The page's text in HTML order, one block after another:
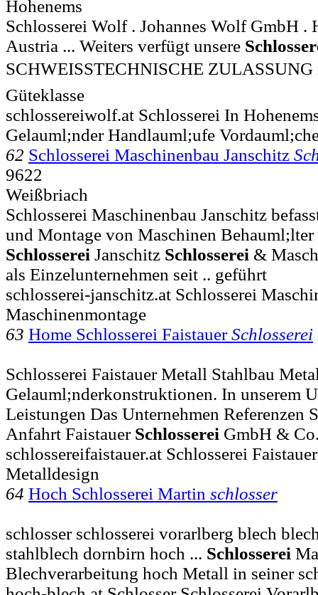
Hohenems
Schlosserei Wolf . Johannes Wolf GmbH .
Austria ... Weiters verfügt unsere
SCHWEISSTECHNISCHE
Güteklasse
schlossereiwolf.at Schlosserei In
Gelauml;nder Handlauml;ufe
62 Schlosserei Maschinenbau Janschitz
9622
Weißbriach
Schlosserei Maschinenbau Janschitz
und Montage von Maschinen
Schlosserei Janschitz Schlosserei &
als Einzelunternehmen seit .. geführt
schlosserei-janschitz.at Schlosserei
Maschinenmontage
63 Home Schlosserei FaistauerSchlosserei
Schlosserei Faistauer Metall Stahlbau
Gelauml;nderkonstruktionen. In unserem
Leistungen Das Unternehmen Referenzen
Anfahrt Faistauer Schlosserei GmbH &
schlossereifaistauer.at Schlosserei
Metalldesign
64 Hoch Schlosserei Martin schlosser
schlosser schlosserei vorarlberg blech
stahlblech dornbirn hoch ... Schlosserei
Blechverarbeitung hoch Metall in seiner